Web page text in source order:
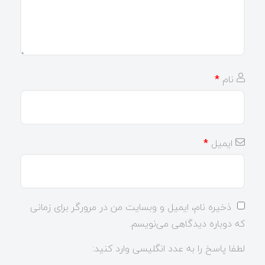
نام *
ایمیل *
ذخیره نام، ایمیل و وبسایت من در مرورگر برای زمانی
که دوباره دیدگاهی می‌نویسم.
لطفا پاسخ را به عدد انگلیسی وارد کنید: